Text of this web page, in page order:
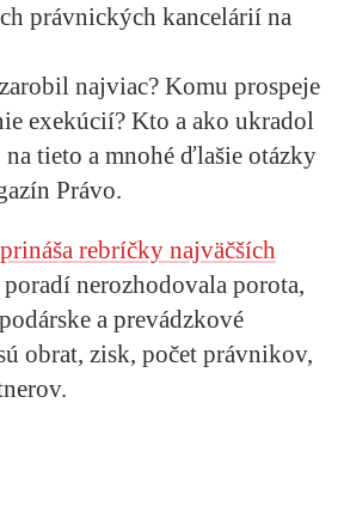
právnických kancelárií na
najviac? Komu prospeje
exekúcií? Kto a ako ukradol
tieto a mnohé ďlašie otázky
Právo.
rebríčky najväčších
nerozhodovala porota,
a prevádzkové
obrat, zisk, počet právnikov,